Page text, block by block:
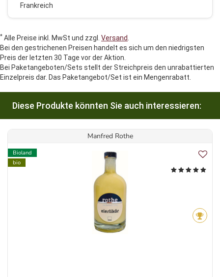
Frankreich
* Alle Preise inkl. MwSt und zzgl. Versand
Bei den gestrichenen Preisen handelt es sich um den niedrigsten
Preis der letzten 30 Tage vor der Aktion.
Bei Paketangeboten/Sets stellt der Streichpreis den unrabattierten
Einzelpreis dar. Das Paketangebot/Set ist ein Mengenrabatt.
Diese Produkte könnten Sie auch interessieren:
Manfred Rothe
Bioland
bio